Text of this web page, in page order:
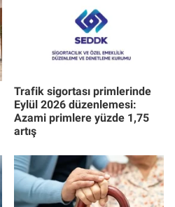
Trafik sigortası primlerinde
Eylül 2026 düzenlemesi:
Azami primlere yüzde 1,75
artış